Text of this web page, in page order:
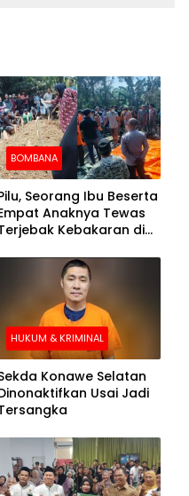
BOMBANA
Seorang Ibu Beserta
Anaknya Tewas
Kebakaran di
HUKUM & KRIMINAL
Konawe Selatan
Usai Jadi